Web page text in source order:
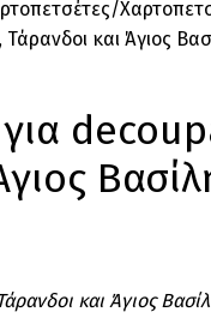
και Άγιος
και Άγιος